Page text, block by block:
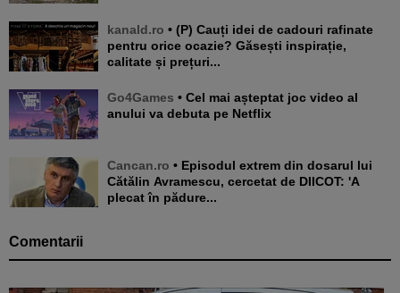
kanald.ro • (P) Cauți idei de cadouri rafinate
pentru orice ocazie? Găsești inspirație,
calitate și prețuri...
Go4Games • Cel mai așteptat joc video al
anului va debuta pe Netflix
Cancan.ro • Episodul extrem din dosarul lui
Cătălin Avramescu, cercetat de DIICOT: 'A
plecat în pădure...
Comentarii